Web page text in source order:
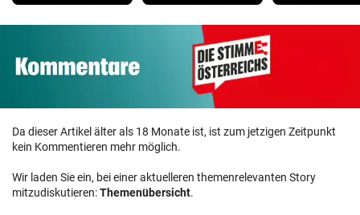
Da dieser Artikel älter als 18 Monate ist, ist zum jetzigen Zeitpunkt
kein Kommentieren mehr möglich.
Wir laden Sie ein, bei einer aktuelleren themenrelevanten Story
mitzudiskutieren:Themenübersicht.